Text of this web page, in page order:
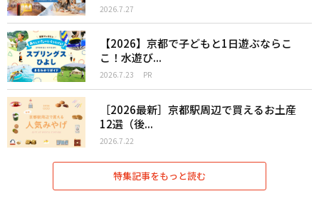
2026.7.27
【2026】京都で子どもと1日遊ぶならこ
こ！水遊び...
2026.7.23 PR
［2026最新］京都駅周辺で買えるお土産
12選（後...
2026.7.22
特集記事をもっと読む